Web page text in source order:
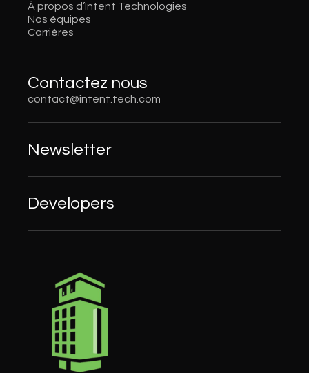
À propos d’Intent Technologies
Nos équipes
Carrières
Contactez nous
contact@intent.tech.com
Newsletter
Developers